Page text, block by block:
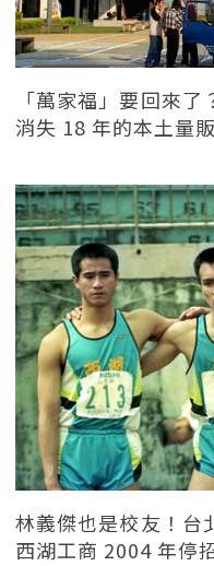
「萬家福」要回來
消失 18 年的本土量
林義傑也是校友！台
西湖工商 2004 年停